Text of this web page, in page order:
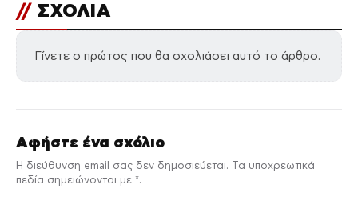
// ΣΧΟΛΙΑ
Γίνετε ο πρώτος που θα σχολιάσει αυτό το άρθρο.
Αφήστε ένα σχόλιο
Η διεύθυνση email σας δεν δημοσιεύεται. Τα υποχρεωτικά
πεδία σημειώνονται με *.